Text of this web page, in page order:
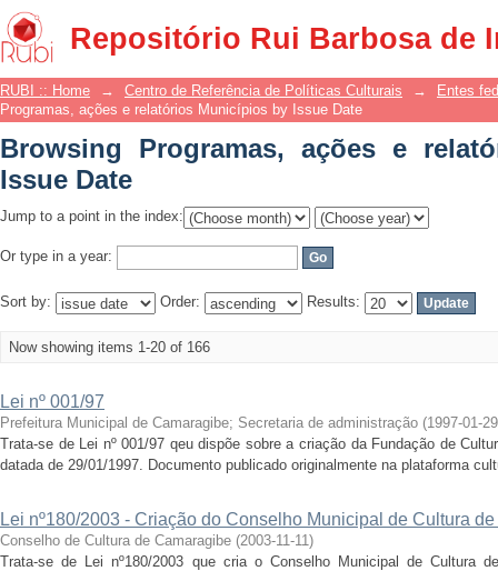
Repositório Rui Barbosa de
Browsing Programas, ações e
RUBI :: Home → Centro de Referência de Políticas Culturais →
Entes
Programas, ações e relatórios Municípios by Issue Date
Browsing Programas, ações e
Issue Date
Jump to a point in the index:
Or type in a year:
Sort by: Order: Results:
Now showing items 1-20 of 166
Lei nº 001/97
Prefeitura Municipal de Camaragibe; Secretaria de administração (1997-01-29
Trata-se de Lei nº 001/97 qeu dispõe sobre a criação da Fundação de
datada de 29/01/1997. Documento publicado originalmente na plataforma
Lei nº180/2003 - Criação do Conselho Municipal de Cultura
Conselho de Cultura de Camaragibe (2003-11-11)
Trata-se de Lei nº180/2003 que cria o Conselho Municipal de Cultura